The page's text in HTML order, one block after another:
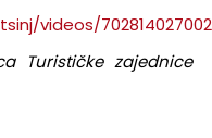
videos/
Turističke zajednice